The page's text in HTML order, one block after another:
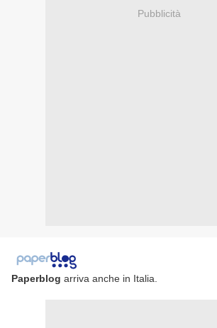
Pubblicità
Paperblog arriva anche in Italia.